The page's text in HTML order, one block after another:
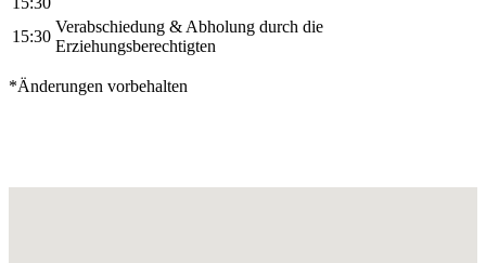
15:30
Verabschiedung & Abholung durch die
Erziehungsberechtigten
*Änderungen vorbehalten